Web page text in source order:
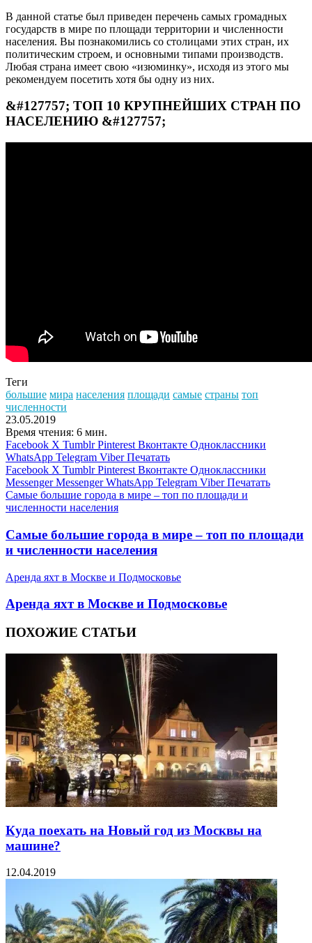
В данной статье был приведен перечень самых громадных
государств в мире по площади территории и численности
населения. Вы познакомились со столицами этих стран, их
политическим строем, и основными типами производств.
Любая страна имеет свою «изюминку», исходя из этого мы
рекомендуем посетить хотя бы одну из них.
&#127757; ТОП 10 КРУПНЕЙШИХ СТРАН ПО
НАСЕЛЕНИЮ &#127757;
Теги
большие мира населения площади самые страны топ
численности
23.05.2019
Время чтения: 6 мин.
Facebook X Tumblr Pinterest Вконтакте Одноклассники
WhatsApp Telegram Viber Печатать
Facebook X Tumblr Pinterest Вконтакте Одноклассники
Messenger Messenger WhatsApp Telegram Viber Печатать
Самые большие города в мире – топ по площади и
численности населения
Самые большие города в мире – топ по площади
и численности населения
Аренда яхт в Москве и Подмосковье
Аренда яхт в Москве и Подмосковье
ПОХОЖИЕ СТАТЬИ
Куда поехать на Новый год из Москвы на
машине?
12.04.2019